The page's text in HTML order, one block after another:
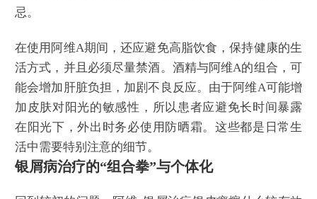
忌。
在使用阿维A期间，还应避免高脂饮食，保持健康的生
活方式，并且必须尽量禁酒。酒精与阿维A的组合，可
能会增加肝脏负担，加剧不良反应。由于阿维A可能增
加皮肤对阳光的敏感性，所以患者应避免长时间暴露
在阳光下，外出时务必使用防晒霜。这些都是日常生
活中需要特别注意的细节。
银屑病治疗的“组合拳”与个体化